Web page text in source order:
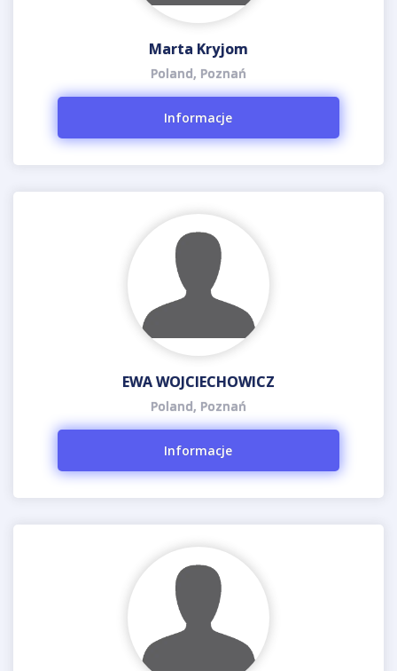
Marta Kryjom
Poland, Poznań
Informacje
EWA WOJCIECHOWICZ
Poland, Poznań
Informacje